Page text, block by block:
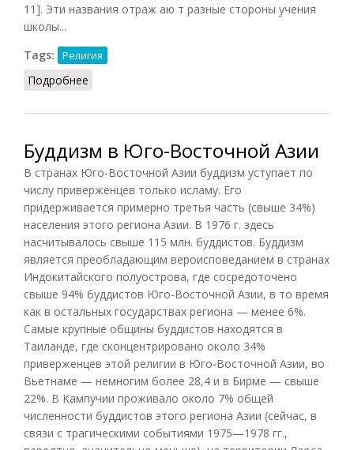
11]. Эти названия отраж аю т разные стороны учения
школы...
Tags:
Религия
Подробнее
Буддизм в Юго-Восточной Азии
В странах Юго-Восточной Азии буддизм уступает по
числу приверженцев только исламу. Его
придерживается примерно третья часть (свыше 34%)
населения этого региона Азии. В 1976 г. здесь
насчитывалось свыше 115 млн. буддистов. Буддизм
является преобладающим вероисповеданием в странах
Индокитайского полуострова, где сосредоточено
свыше 94% буддистов Юго-Восточной Азии, в то время
как в остальных государствах региона — менее 6%.
Самые крупные общины буддистов находятся в
Таиланде, где сконцентрировано около 34%
приверженцев этой религии в Юго-Восточной Азии, во
Вьетнаме — немногим более 28,4 и в Бирме — свыше
22%. В Кампучии проживало около 7% общей
численности буддистов этого региона Азии (сейчас, в
связи с трагическими событиями 1975—1978 гг.,